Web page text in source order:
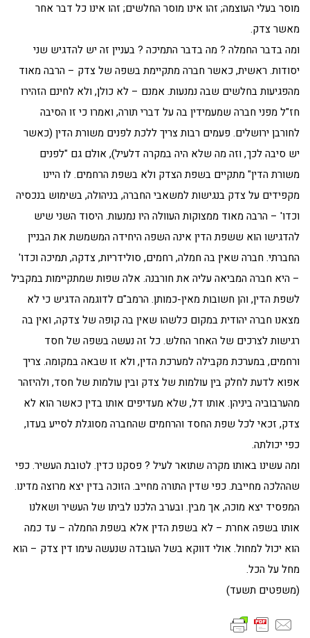
מוסר בעלי העוצמה; זהו אינו מוסר החלשים; זהו אינו כל דבר אחר
מאשר צדק.
ומה בדבר החמלה ? מה בדבר התמיכה ? בעניין זה יש להדגיש שני
יסודות. ראשית, כאשר חברה מתקיימת בשפה של צדק – הרבה מאוד
מהפגיעות בחלשים שבה נמנעות. אמנם – לא כולן, ולא לחינם הזהירו
חז"ל מפני חברה שמעמידין בה על דברי תורה, ואמרו כי זו הסיבה
לחורבן ירושלים. פעמים רבות צריך ללכת לפנים משורת הדין (כאשר
יש סיבה לכך, וזה מה שלא היה במקרה דלעיל), אולם גם "לפנים
משורת הדין" מתקיים בשפת הצדק ולא בשפת הרחמים. לו היינו
מקפידים על צדק בנגישות למשאבי החברה, בניהולה, בשימוש בנכסיה
וכדו' – הרבה מאוד ממצוקות העוולה היו נמנעות. היסוד השני שיש
להדגישו הוא ששפת הדין אינה השפה היחידה המשמשת את הבניין
החברתי. חברה שאין בה חמלה, רחמים, סולידריות, צדקה, תמיכה וכדו'
– היא חברה המביאה עליה את חורבנה. אלה שפות שמתקיימות במקביל
לשפת הדין, והן חשובות מאין-כמותן. הרמב"ם לדוגמה הדגיש כי לא
מצאנו חברה יהודית במקום כלשהו שאין בה קופה של צדקה, ואין בה
רגישות לצרכים של האחר החלש. כל זה נעשה בשפה של חסד
ורחמים, במערכת מקבילה למערכת הדין, ולא זו שבאה במקומה. צריך
אפוא לדעת לחלק בין עולמות של צדק ובין עולמות של חסד, ולהיזהר
מהערבוביה ביניהן. אותו דל, שלא מעדיפים אותו בדין כאשר הוא לא
צדק, זכאי לכל שפת החסד והרחמים שהחברה מסוגלת לסייע בעדו,
כפי יכולתה.
ומה עשינו באותו מקרה שתואר לעיל ? פסקנו כדין. לטובת העשיר. כפי
שההלכה מחייבת. כפי שדין התורה מחייב. הזוכה בדין יצא מרוצה מדינו.
המפסיד יצא מוכה, אך מבין. ובערב הלכנו לביתו של העשיר ושאלנו
אותו בשפה אחרת – לא בשפת הדין אלא בשפת החמלה – עד כמה
הוא יכול למחול. אולי דווקא בשל העובדה שנעשה עימו דין צדק – הוא
מחל על הכל.
(משפטים תשעד)